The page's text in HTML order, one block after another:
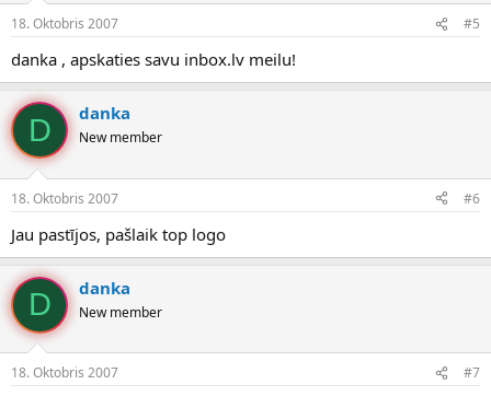
18. Oktobris 2007 #5
danka , apskaties savu inbox.lv meilu!
D danka
New member
18. Oktobris 2007 #6
Jau pastījos, pašlaik top logo
D danka
New member
18. Oktobris 2007 #7